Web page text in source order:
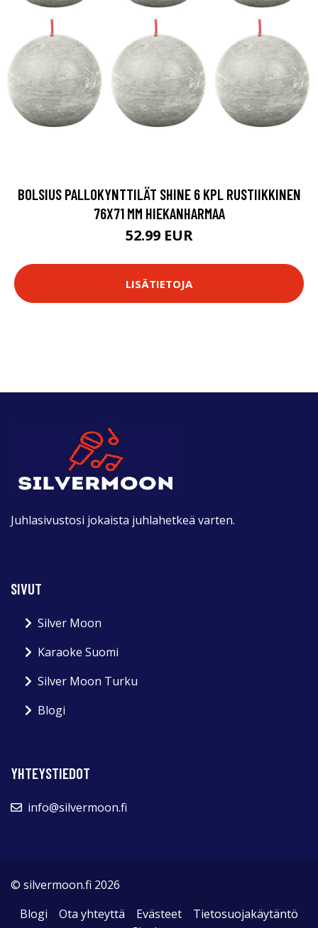
BOLSIUS PALLOKYNTTILÄT SHINE 6 KPL RUSTIIKKINEN
76X71 MM HIEKANHARMAA
52.99 EUR
LISÄTIETOJA
Juhlasivustosi jokaista juhlahetkeä varten.
SIVUT
Silver Moon
Karaoke Suomi
Silver Moon Turku
Blogi
YHTEYSTIEDOT
info@silvermoon.fi
© silvermoon.fi 2026
Blogi
Ota yhteyttä Evästeet
Tietosuojakäytäntö